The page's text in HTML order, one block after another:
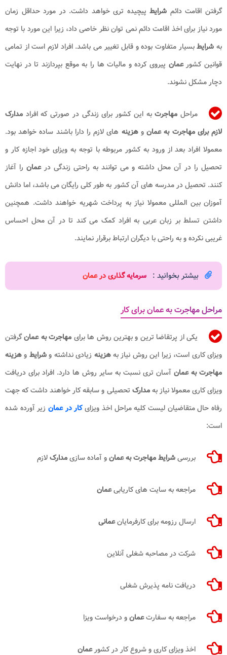
گرفتن اقامت دائم شرایطپیچیده تری خواهد داشت. در مورد حداقل زمان
مورد نیاز برای اخذ اقامت دائم نمی توان نظر خاصی داد، زیرا این مورد با توجه
به شرایطبسیار متفاوت بوده و قابل تغییر می باشد. افراد لازم است از تمامی
قوانین کشورعمان پیروی کرده و مالیات ها را به موقع بپردازند تا در نهایت
دچار مشکل نشوند.
مراحل مهاجرتبه این کشور برای زندگی در صورتی که افراد مدارک
لازم برای مهاجرت به عمانوهزینه های لازم را دارا باشند ساده خواهد بود.
معمولا افراد بعد از ورود به کشور مربوطه با توجه به ویزای خود اجازه کار و
تحصیل را در آن محل داشته و می توانند به راحتی زندگی درعمان را آغاز
کنند. تحصیل در مدرسه های آن کشور به طور کلی رایگان می باشد، اما دانش
آموزان بین المللی معمولا نیاز به پرداخت شهریه خواهند داشت. همچنین
داشتن تسلط بر زبان عربی به افراد کمک می کند تا در آن محل احساس
غریبی نکرده و به راحتی با دیگران ارتباط برقرار نمایند.
بیشتر بخوانید : سرمایه گذاری در عمان
مراحل مهاجرت به عمان برای کار
یکی از پرتقاضا ترین و بهترین روش ها برای مهاجرت به عمانگرفتن
ویزای کاری است، زیرا این روش نیاز بههزینه زیادی نداشته وشرایط وهزینه
مهاجرت به عمان آسان تری نسبت به سایر روش ها دارد. افراد برای دریافت
ویزای کاری معمولا نیاز بهمدارک تحصیلی و سابقه کار خواهند داشت که جهت
رفاه حال متقاضیان لیست کلیه مراحل اخذ ویزایکار در عمانزیر آورده شده
است:
بررسیشرایط مهاجرت به عمانو آماده سازیمدارکلازم
مراجعه به سایت های کاریابیعمان
ارسال رزومه برای کارفرمایانعمانی
شرکت در مصاحبه شغلی آنلاین
دریافت نامه پذیرش شغلی
مراجعه به سفارتعمانو درخواست ویزا
اخذ ویزای کاری و شروع کار در کشورعمان